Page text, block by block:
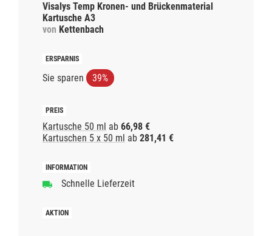
Visalys Temp Kronen- und Brückenmaterial
Kartusche A3
von Kettenbach
Sie sparen 39%
Kartusche 50 ml ab 66,98 €
Kartuschen 5 x 50 ml ab 281,41 €
Schnelle Lieferzeit